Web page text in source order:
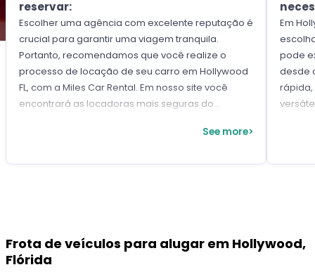
reservar:
Escolher uma agência com excelente reputação é
crucial para garantir uma viagem tranquila.
Portanto, recomendamos que você realize o
processo de locação de seu carro em Hollywood
FL, com a Miles Car Rental. Em nosso site você
encontrará as locadoras mais seguras do
benefícios exclusivos e as melhores ofertas em
See more>
Em
pode
desde
rápida,
Frota de veículos para alugar em Hollywood,
Flórida